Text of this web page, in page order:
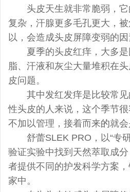
头皮天生就非常脆弱，
复杂，汗腺更多毛孔更大，
以，会造成头皮屏障变弱的因
夏季的头皮红痒，大多
脂、汗液和灰尘大量堆积在
皮问题。
其中发红发痒是比较常
性头皮的人来说，这个季节
不加以管理，接着而来的就会
舒蕾SLEK PRO，以“专
验证实验中找到天然萃取成
者提供不同的护发科学方案
家中。